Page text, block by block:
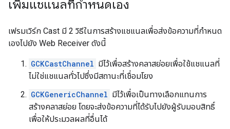
เพิ่มแชแนลที่กำหนดเอง
เฟรมเวิร์ก Cast มี 2 วิธีในการสร้างแชแนลเพื่อส่งข้อความที่กำหนด
เองไปยัง Web Receiver ดังนี้
GCKCastChannel มีไว้เพื่อสร้างคลาสย่อยเพื่อใช้แชแนลที่
ไม่ใช่แชแนลทั่วไปซึ่งมีสถานะที่เชื่อมโยง
GCKGenericChannel มีไว้เพื่อเป็นทางเลือกแทนการ
สร้างคลาสย่อย โดยจะส่งข้อความที่ได้รับไปยังผู้รับมอบสิทธิ์
เพื่อให้ประมวลผลที่อื่นได้